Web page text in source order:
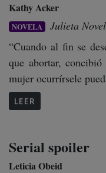
Kathy Acker
NOVELA
Julieta
“Cuando al fin se
que abortar,
mujer ocurrírsele
LEER
Serial spoiler
Leticia Obeid